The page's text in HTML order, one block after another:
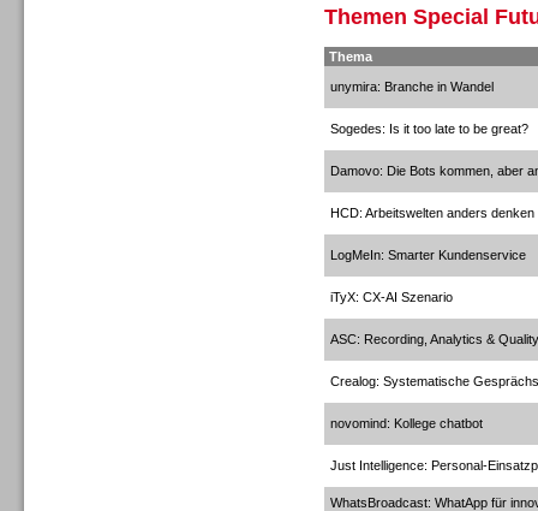
Themen Special
Thema
unymira: Branche in Wandel
Sogedes: Is it too late to be great?
Damovo: Die Bots kommen, aber
HCD: Arbeitswelten anders denken
LogMeIn: Smarter Kundenservice
iTyX: CX-AI Szenario
ASC: Recording, Analytics &
Crealog: Systematische
novomind: Kollege chatbot
Just Intelligence: Personal-
WhatsBroadcast: WhatApp für